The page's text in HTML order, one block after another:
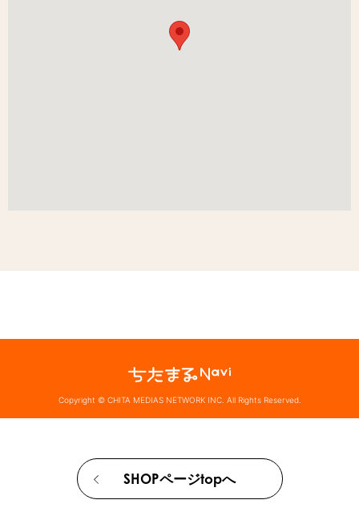
Copyright © CHITA MEDIAS NETWORK INC. All Rights Reserved.
SHOPページtopへ